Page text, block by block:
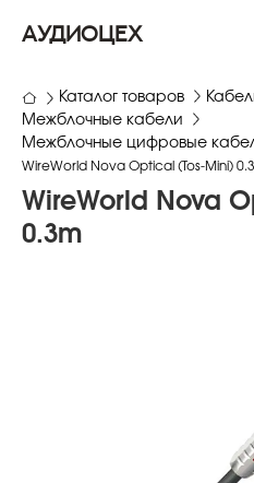
АУДИОЦЕХ
Каталог товаров
Межблочные кабели
Межблочные цифровые
WireWorld Nova Optical (Tos-Mini)
WireWorld Nova
0.3m